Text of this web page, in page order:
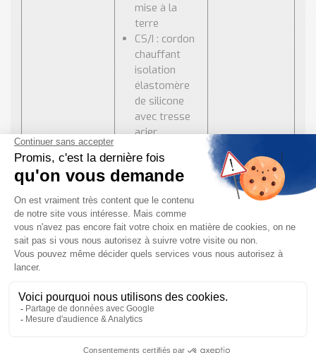
mise à la
terre
CS/I : cordon
chauffant
isolation
élastomère
de silicone
avec tresse
acier
conducteur de
mise à la
terre
CS/IW :
cordon
chauffant
isolation
avec tresse
acier
pour